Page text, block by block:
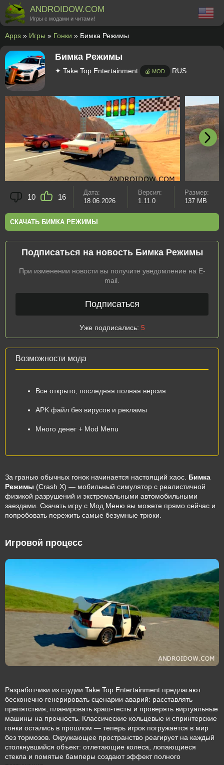
ANDROIDOW.COM
Игры с модами и читами!
Apps » Игры » Гонки » Бимка Режимы
Бимка Режимы
✦ Take Top Entertainment 💰 MOD RUS
10 16
Дата:
18.06.2026
Версия:
1.11.0
Размер:
137 MB
СКАЧАТЬ БИМКА РЕЖИМЫ
Подписаться на новость Бимка Режимы
При изменении новости вы получите уведомление на E-
mail.
Подписаться
Уже подписались: 5
Возможности мода
Все открыто, последняя полная версия
APK файл без вирусов и рекламы
Много денег + Mod Menu
За гранью обычных гонок начинается настоящий хаос. Бимка
Режимы (Crash X) — мобильный симулятор с реалистичной
физикой разрушений и экстремальными автомобильными
заездами. Скачать игру с Мод Меню вы можете прямо сейчас и
попробовать пережить самые безумные трюки.
Игровой процесс
Разработчики из студии Take Top Entertainment предлагают
бесконечно генерировать сценарии аварий: расставлять
препятствия, планировать краш-тесты и проверять виртуальные
машины на прочность. Классические кольцевые и спринтерские
гонки остались в прошлом — теперь игрок погружается в мир
без тормозов. Окружающее пространство реагирует на каждый
столкнувшийся объект: отлетающие колеса, лопающиеся
стекла и помятые бамперы создают эффект полного